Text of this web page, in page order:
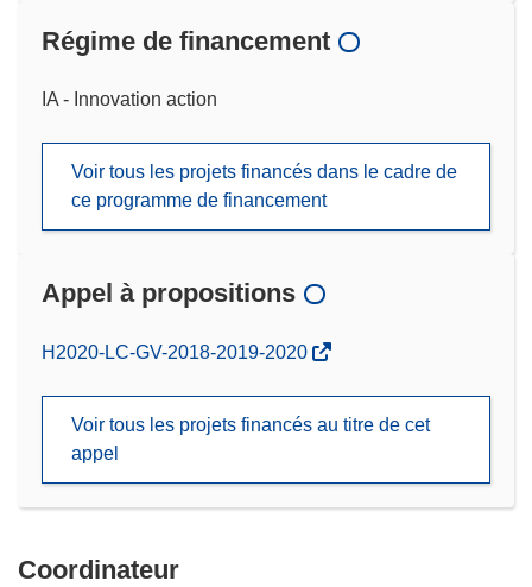
Régime de financement
IA - Innovation action
Voir tous les projets financés dans le cadre de
ce programme de financement
Appel à propositions
(s’ouvre
nouvelle
fenêtre)
H2020-LC-GV-2018-2019-2020
Voir tous les projets financés au titre de cet
appel
Coordinateur